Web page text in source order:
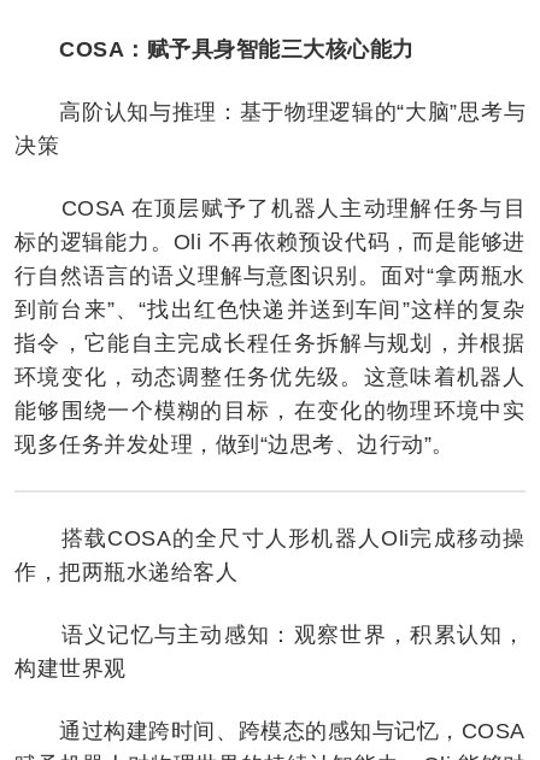
COSA：赋予具身智能三大核心能力
高阶认知与推理：基于物理逻辑的“大脑”思考与
决策
COSA 在顶层赋予了机器人主动理解任务与目
标的逻辑能力。Oli 不再依赖预设代码，而是能够进
行自然语言的语义理解与意图识别。面对“拿两瓶水
到前台来”、“找出红色快递并送到车间”这样的复杂
指令，它能自主完成长程任务拆解与规划，并根据
环境变化，动态调整任务优先级。这意味着机器人
能够围绕一个模糊的目标，在变化的物理环境中实
现多任务并发处理，做到“边思考、边行动”。
搭载COSA的全尺寸人形机器人Oli完成移动操
作，把两瓶水递给客人
语义记忆与主动感知：观察世界，积累认知，
构建世界观
通过构建跨时间、跨模态的感知与记忆，COSA